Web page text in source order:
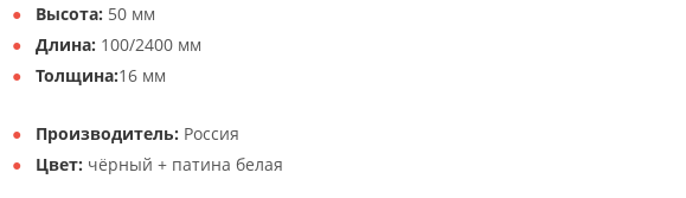
Высота: 50 мм
Длина: 100/2400 мм
Толщина:16 мм
Производитель: Россия
Цвет: чёрный + патина белая